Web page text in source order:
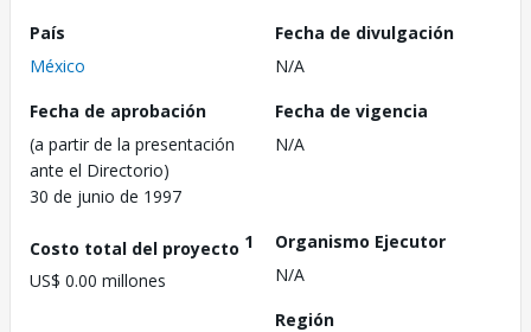
País
México
Fecha de divulgación
N/A
Fecha de aprobación
(a partir de la presentación
ante el Directorio)
30 de junio de 1997
Fecha de vigencia
N/A
Costo total del proyecto 1
US$ 0.00 millones
Organismo Ejecutor
N/A
Región